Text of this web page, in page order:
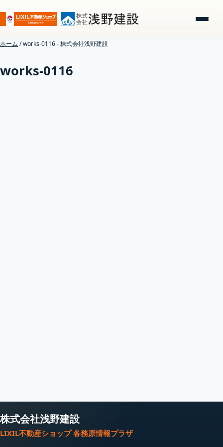
ホーム /works-0116 - 株式会社浅野建設
works-0116
株式会社浅野建設
LIXIL不動産ショップ 各務原情報プラザ